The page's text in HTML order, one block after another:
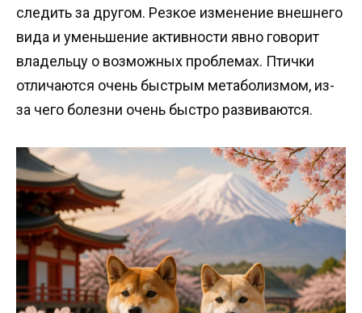
следить за другом. Резкое изменение внешнего
вида и уменьшение активности явно говорит
владельцу о возможных проблемах. Птички
отличаются очень быстрым метаболизмом, из-
за чего болезни очень быстро развиваются.